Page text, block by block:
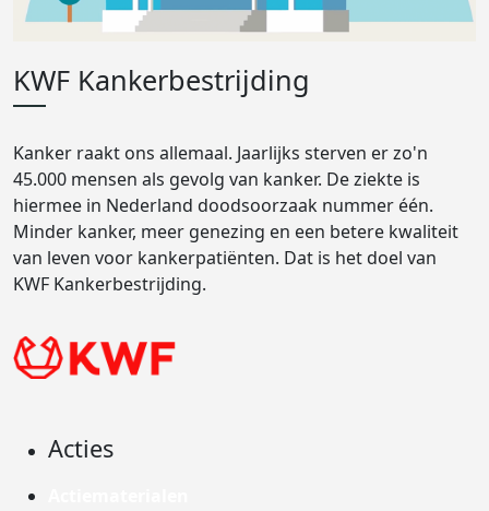
KWF Kankerbestrijding
Kanker raakt ons allemaal. Jaarlijks sterven er zo'n
45.000 mensen als gevolg van kanker. De ziekte is
hiermee in Nederland doodsoorzaak nummer één.
Minder kanker, meer genezing en een betere kwaliteit
van leven voor kankerpatiënten. Dat is het doel van
KWF Kankerbestrijding.
Acties